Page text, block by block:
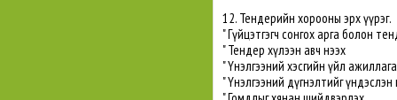
12. Тендерийн хорооны эрх үүрэг.
" Гүйцэтгэгч сонгох арга болон
" Тендер хүлээн авч нээх
" Yнэлгээний хэсгийн үйл
" Yнэлгээний дүгнэлтийг